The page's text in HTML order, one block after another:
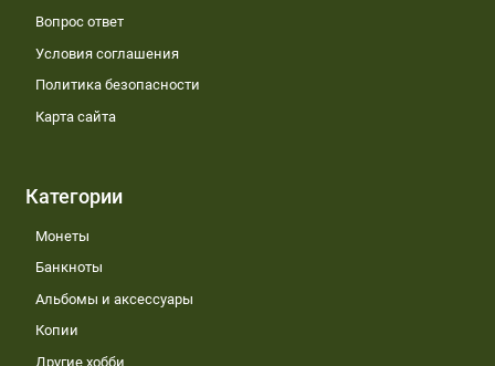
Вопрос ответ
Условия соглашения
Политика безопасности
Карта сайта
Категории
Монеты
Банкноты
Альбомы и аксессуары
Копии
Другие хобби